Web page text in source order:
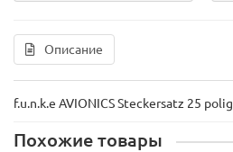
Описание
f.u.n.k.e AVIONICS Steckersatz 25 polig
Похожие товары